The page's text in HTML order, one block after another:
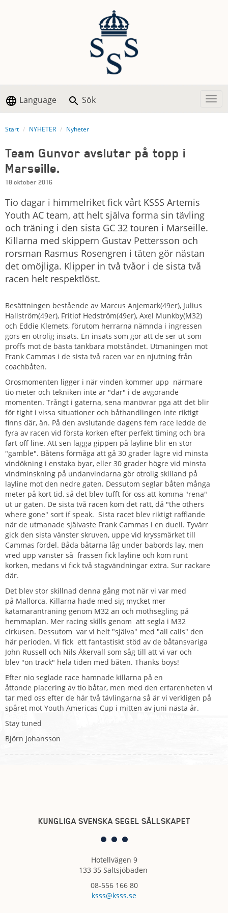
Language Sök
Start NYHETER Nyheter
Team Gunvor avslutar på topp i
Marseille.
18 oktober 2016
Tio dagar i himmelriket fick vårt KSSS Artemis
Youth AC team, att helt själva forma sin tävling
och träning i den sista GC 32 touren i Marseille.
Killarna med skippern Gustav Pettersson och
rorsman Rasmus Rosengren i täten gör nästan
det omöjliga. Klipper in två tvåor i de sista två
racen helt respektlöst.
Besättningen bestående av Marcus Anjemark(49er), Julius
Hallström(49er), Fritiof Hedström(49er), Axel Munkby(M32)
och Eddie Klemets, förutom herrarna nämnda i ingressen
görs en otrolig insats. En insats som gör att de ser ut som
proffs mot de bästa tänkbara motståndet. Utmaningen mot
Frank Cammas i de sista två racen var en njutning från
coachbåten.
Orosmomenten ligger i när vinden kommer upp närmare
tio meter och tekniken inte är "där" i de avgörande
momenten. Trångt i gaterna, sena manövrar pga att det blir
för tight i vissa situationer och båthandlingen inte riktigt
finns där, än. På den avslutande dagens fem race ledde de
fyra av racen vid första korken efter perfekt timing och bra
fart off line. Att sen lägga gippen på layline blir en stor
"gamble". Båtens förmåga att gå 30 grader lägre vid minsta
vindökning i enstaka byar, eller 30 grader högre vid minsta
vindminskning på undanvindarna gör otrolig skilland på
layline mot den nedre gaten. Dessutom seglar båten många
meter på kort tid, så det blev tufft för oss att komma "rena"
ut ur gaten. De sista två racen kom det rätt, då "the others
where gone" sort if speak. Sista racet blev riktigt rafflande
när de utmanade självaste Frank Cammas i en duell. Tyvärr
gick den sista vänster skruven, uppe vid kryssmärket till
Cammas fördel. Båda båtarna låg under babords lay, men
vred upp vänster så frassen fick layline och kom runt
korken, medans vi fick två stagvändningar extra. Sur rackare
där.
Det blev stor skillnad denna gång mot när vi var med
på Mallorca. Killarna hade med sig mycket mer
katamaranträning genom M32 an och mothsegling på
hemmaplan. Mer racing skills genom att segla i M32
cirkusen. Dessutom var vi helt "själva" med "all calls" den
här perioden. Vi fick ett fantastiskt stöd av de båtansvariga
John Russell och Nils Åkervall som såg till att vi var och
blev "on track" hela tiden med båten. Thanks boys!
Efter nio seglade race hamnade killarna på en
åttonde placering av tio båtar, men med den erfarenheten vi
tar med oss efter de här två tävlingarna så är vi verkligen på
spåret mot Youth Americas Cup i mitten av juni nästa år.
Stay tuned
Björn Johansson
KUNGLIGA SVENSKA SEGEL SÄLLSKAPET
Hotellvägen 9
133 35 Saltsjöbaden
08-556 166 80
ksss@ksss.se